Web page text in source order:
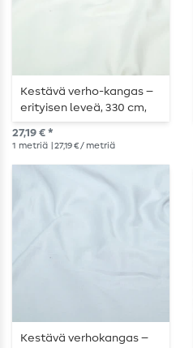
Kestävä verho-kangas –
erityisen leveä, 330 cm,
tyylikkäässä
kermanvärissä
27,19 € *
1 metriä | 27,19 € / metriä
Kestävä verhokangas –